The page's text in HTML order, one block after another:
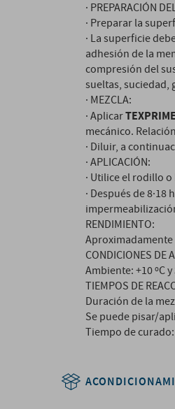
· PREPARACIÓN
· Preparar la
· La superficie
adhesión de la
compresión del
sueltas, suciedad,
· MEZCLA:
· Aplicar
mecánico.
· Diluir, a
· APLICACIÓN:
· Utilice el rodillo
· Después de 8·18
RENDIMIENTO:
Aproximadamente
CONDICIONES DE
Ambiente: +10 ºC y
TIEMPOS DE
Duración de la
Se puede pisar/
Tiempo de curado: